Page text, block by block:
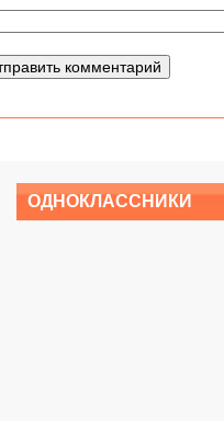
ОДНОКЛАССНИКИ